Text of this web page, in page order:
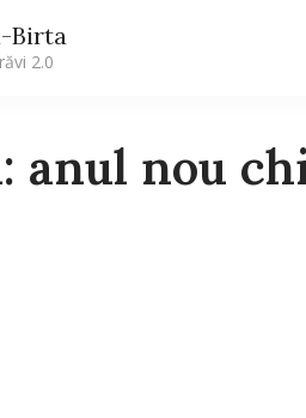
Birta
2.0
anul nou